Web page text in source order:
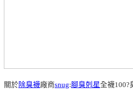
關於除臭襪廠商snug:腳臭剋星全襪100?